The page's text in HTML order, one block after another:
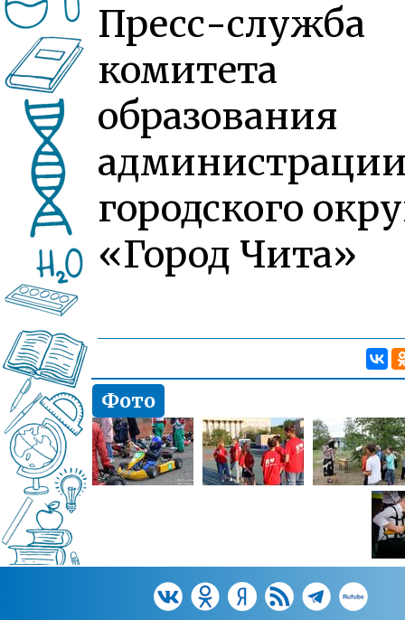
Пресс-служба
комитета
образования
городского
«Город Чита»
Фото